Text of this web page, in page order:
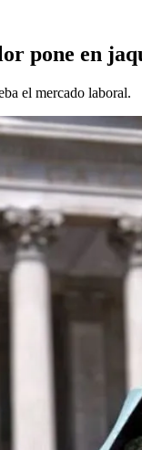
pone en
el mercado laboral.